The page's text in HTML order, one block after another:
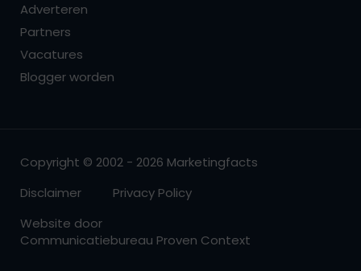
Adverteren
Partners
Vacatures
Blogger worden
Copyright © 2002 - 2026 Marketingfacts
Disclaimer
Privacy Policy
Website door
Communicatiebureau Proven Context